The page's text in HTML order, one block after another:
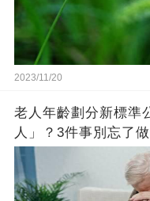
2023/11/20
老人年齡劃分新標準
人」？3件事別忘了做